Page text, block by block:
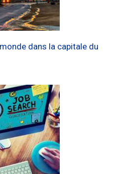
dans la capitale du